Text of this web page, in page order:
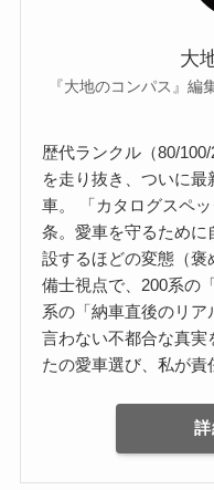
大
『大地のコンパス』
歴代ランクル（80/
を走り抜き、ついに
車。 「カタログスペ
条。愛車を守るため
設するほどの変態（
備士視点で、200系の
系の「納車直後のリ
言わない不都合な真実
たの愛車選び、私が責